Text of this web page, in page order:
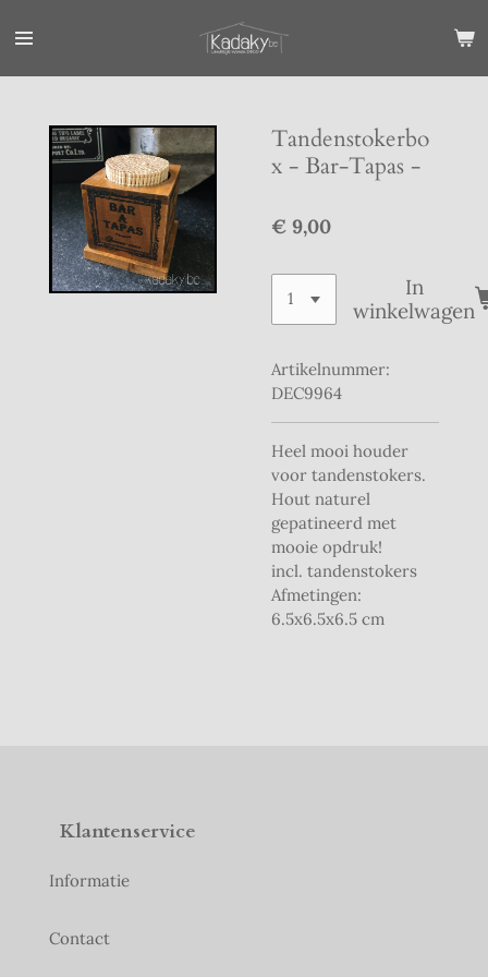
direct
Tandenstokerbo
x - Bar-Tapas -
€ 9,00
In
winkelwagen
Artikelnummer:
DEC9964
Heel mooi houder
voor tandenstokers.
Hout naturel
gepatineerd met
mooie opdruk!
incl. tandenstokers
Afmetingen:
6.5x6.5x6.5 cm
Klantenservice
Informatie
Contact